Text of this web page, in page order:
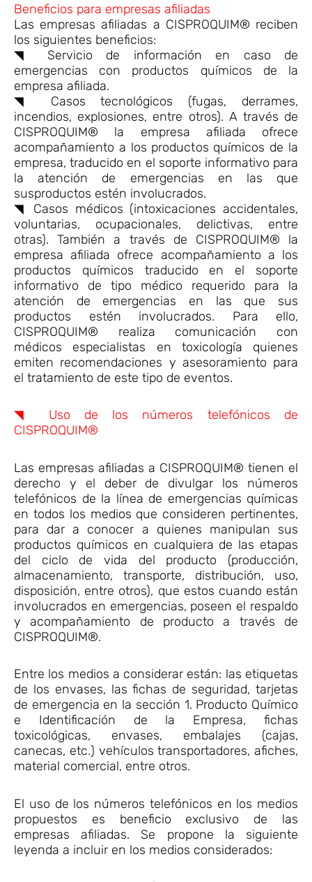
Beneficios para empresas afiliadas
Las empresas afiliadas a CISPROQUIM® reciben
los siguientes beneficios:
◥ Servicio de información en caso de
emergencias con productos químicos de la
empresa afiliada.
◥ Casos tecnológicos (fugas, derrames,
incendios, explosiones, entre otros). A través de
CISPROQUIM® la empresa afiliada ofrece
acompañamiento a los productos químicos de la
empresa, traducido en el soporte informativo para
la atención de emergencias en las que
susproductos estén involucrados.
◥ Casos médicos (intoxicaciones accidentales,
voluntarias, ocupacionales, delictivas, entre
otras). También a través de CISPROQUIM® la
empresa afiliada ofrece acompañamiento a los
productos químicos traducido en el soporte
informativo de tipo médico requerido para la
atención de emergencias en las que sus
productos estén involucrados. Para ello,
CISPROQUIM® realiza comunicación con
médicos especialistas en toxicología quienes
emiten recomendaciones y asesoramiento para
el tratamiento de este tipo de eventos.
◥ Uso de los números telefónicos de
CISPROQUIM®
Las empresas afiliadas a CISPROQUIM® tienen el
derecho y el deber de divulgar los números
telefónicos de la línea de emergencias químicas
en todos los medios que consideren pertinentes,
para dar a conocer a quienes manipulan sus
productos químicos en cualquiera de las etapas
del ciclo de vida del producto (producción,
almacenamiento, transporte, distribución, uso,
disposición, entre otros), que estos cuando están
involucrados en emergencias, poseen el respaldo
y acompañamiento de producto a través de
CISPROQUIM®.
Entre los medios a considerar están: las etiquetas
de los envases, las fichas de seguridad, tarjetas
de emergencia en la sección 1. Producto Químico
e Identificación de la Empresa, fichas
toxicológicas, envases, embalajes (cajas,
canecas, etc.) vehículos transportadores, afiches,
material comercial, entre otros.
El uso de los números telefónicos en los medios
propuestos es beneficio exclusivo de las
empresas afiliadas. Se propone la siguiente
leyenda a incluir en los medios considerados: